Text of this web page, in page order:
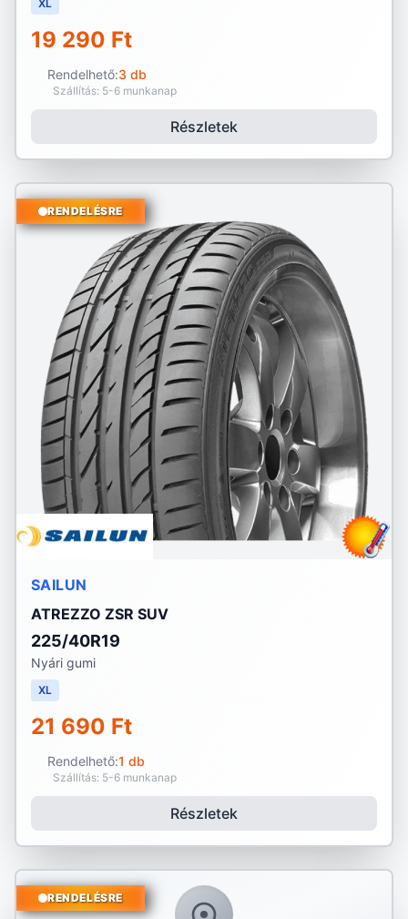
XL
19 290 Ft
Rendelhető:3 db
Szállítás: 5-6 munkanap
Részletek
RENDELÉSRE
SAILUN
ATREZZO ZSR SUV
225/40R19
Nyári gumi
XL
21 690 Ft
Rendelhető:1 db
Szállítás: 5-6 munkanap
Részletek
RENDELÉSRE